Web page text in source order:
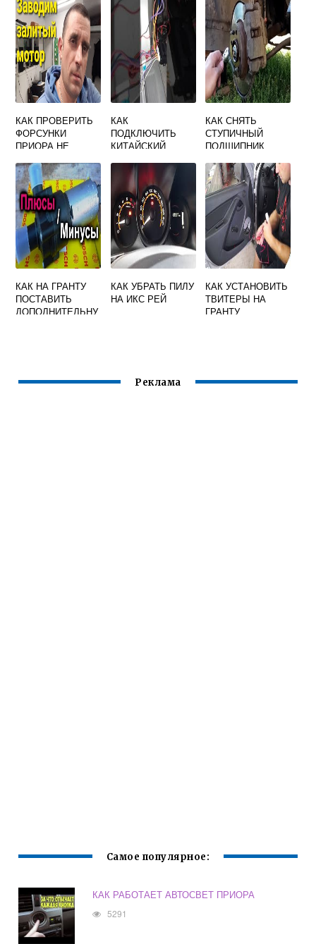
СНЯТИЯ
БАМПЕРА
КАК ПРОВЕРИТЬ
ФОРСУНКИ
ПРИОРА НЕ
КАК
ПОДКЛЮЧИТЬ
КИТАЙСКИЙ
ЗАМОК НА
ПРИОРУ
КАК СНЯТЬ
СТУПИЧНЫЙ
ПОДШИПНИК
ЗАДНИЙ
КАК НА ГРАНТУ
ПОСТАВИТЬ
ДОПОЛНИТЕЛЬНУ
КАК УБРАТЬ ПИЛУ
НА ИКС РЕЙ
КАК УСТАНОВИТЬ
ТВИТЕРЫ НА
ГРАНТУ
Реклама
Самое популярное:
КАК РАБОТАЕТ АВТОСВЕТ ПРИОРА
5291